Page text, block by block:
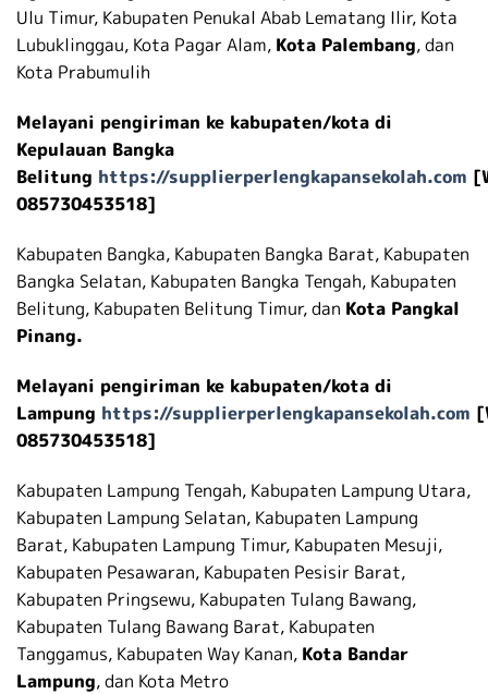
Ulu Timur, Kabupaten Penukal Abab Lematang Ilir, Kota
Lubuklinggau, Kota Pagar Alam, Kota Palembang, dan
Kota Prabumulih
Melayani pengiriman ke kabupaten/kota di
Kepulauan Bangka
Belitung https://supplierperlengkapansekolah.com
085730453518]
Kabupaten Bangka, Kabupaten Bangka Barat, Kabupaten
Bangka Selatan, Kabupaten Bangka Tengah, Kabupaten
Belitung, Kabupaten Belitung Timur, dan Kota Pangkal
Pinang.
Melayani pengiriman ke kabupaten/kota di
Lampung https://supplierperlengkapansekolah.com
085730453518]
Kabupaten Lampung Tengah, Kabupaten Lampung Utara,
Kabupaten Lampung Selatan, Kabupaten Lampung
Barat, Kabupaten Lampung Timur, Kabupaten Mesuji,
Kabupaten Pesawaran, Kabupaten Pesisir Barat,
Kabupaten Pringsewu, Kabupaten Tulang Bawang,
Kabupaten Tulang Bawang Barat, Kabupaten
Tanggamus, Kabupaten Way Kanan, Kota Bandar
Lampung, dan Kota Metro